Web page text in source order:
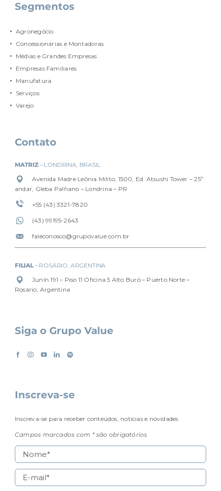
Segmentos
Agronegócio
Concessionárias e Montadoras
Médias e Grandes Empresas
Empresas Familiares
Manufatura
Serviços
Varejo
Contato
MATRIZ– LONDRINA, BRASIL
Avenida Madre Leônia Milito, 1500, Ed. Atsushi Tower – 25º
andar, Gleba Palhano – Londrina – PR
+55 (43) 3321-7820
(43) 99195-2643
faleconosco@grupovalue.com.br
FILIAL– ROSÁRIO, ARGENTINA
Junín 191 – Piso 11 Oficina 5 Alto Buró – Puerto Norte –
Rosário, Argentina
Siga o Grupo Value
Inscreva-se
Inscreva-se para receber conteúdos, notícias e novidades
Campos marcados com * são obrigatórios